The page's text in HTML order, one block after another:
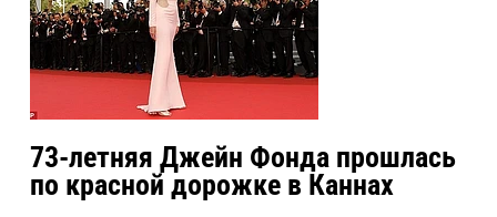
73-летняя Джейн Фонда прошлась
по красной дорожке в Каннах